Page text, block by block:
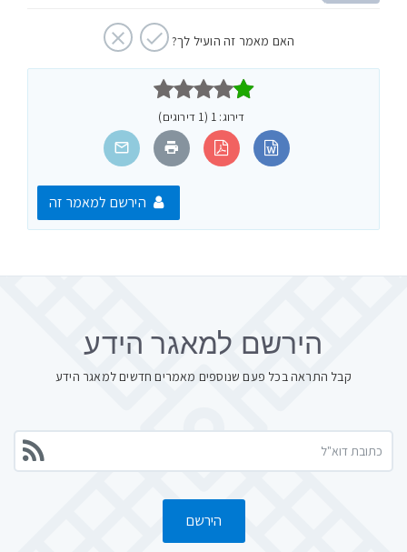
האם מאמר זה הועיל לך?



דירוג: 1 (1 דירוגים)
הירשם למאמר זה
הירשם למאגר הידע
קבל התראה בכל פעם שנוספים מאמרים חדשים למאגר הידע
הירשם